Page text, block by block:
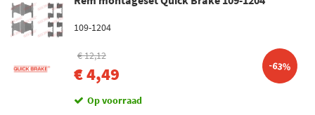
109-1204
€ 12,12
€ 4,49 -63%
Op voorraad